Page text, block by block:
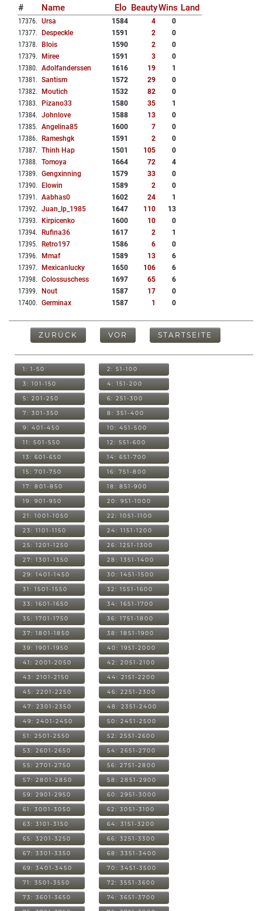
# Name Elo BeautyWins Land
17376. Ursa 1584 4
0
17377. Despeckle 1591 2
0
17378. Blois 1590 2
0
17379. Miree 1591 3
0
17380. Adolfanderssen 1616 19
1
17381 . Santism 1572 29
0
17382. Moutich 1532 82
0
17383. Pizano33 1580 35
1
17384. Johnlove 1588 13
0
17385. Angelina85 1600 7
0
17386. Rameshgk 1591 2
0
17387. Thinh Hap 1501 105
0
17388. Tomoya 1664 72
4
17389. Gengxinning 1579 33
0
17390. Elowin 1589 2
0
17391 . Aabhas0 1602 24
1
17392. Juan_lp_1985 1647 110
13
17393. Kirpicenko 1600 10
0
17394. Rufina36 1617 2
1
17395. Retro197 1586 6
0
17396. Mmaf 1589 13
6
17397. Mexicanlucky 1650 106
6
17398. Colossuschess 1697 65
6
17399. Nout 1587 17
0
17400. Germinax 1587 1 0
ZURÜCK VOR STARTSEITE
1: 1-50 2: 51-100
3: 101-150 4: 151-200
5: 201-250 6: 251-300
7: 301-350 8: 351-400
9: 401-450 10: 451-500
11: 501-550 12: 551-600
13: 601-650 14: 651-700
15: 701-750 16: 751-800
17: 801-850 18: 851-900
19: 901-950 20: 951-1000
21: 1001-1050 22: 1051-1100
23: 1101-1150 24: 1151-1200
25: 1201-1250 26: 1251-1300
27: 1301-1350 28: 1351-1400
29: 1401-1450 30: 1451-1500
31: 1501-1550 32: 1551-1600
33: 1601-1650 34: 1651-1700
35: 1701-1750 36: 1751-1800
37: 1801-1850 38: 1851-1900
39: 1901-1950 40: 1951-2000
41: 2001-2050 42: 2051-2100
43: 2101-2150 44: 2151-2200
45: 2201-2250 46: 2251-2300
47: 2301-2350 48: 2351-2400
49: 2401-2450 50: 2451-2500
51: 2501-2550 52: 2551-2600
53: 2601-2650 54: 2651-2700
55: 2701-2750 56: 2751-2800
57: 2801-2850 58: 2851-2900
59: 2901-2950 60: 2951-3000
61: 3001-3050 62: 3051-3100
63: 3101-3150 64: 3151-3200
65: 3201-3250 66: 3251-3300
67: 3301-3350 68: 3351-3400
69: 3401-3450 70: 3451-3500
71: 3501-3550 72: 3551-3600
73: 3601-3650 74: 3651-3700